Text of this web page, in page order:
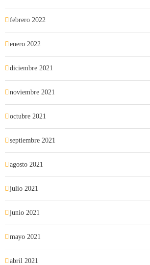
febrero 2022
enero 2022
diciembre 2021
noviembre 2021
octubre 2021
septiembre 2021
agosto 2021
julio 2021
junio 2021
mayo 2021
abril 2021